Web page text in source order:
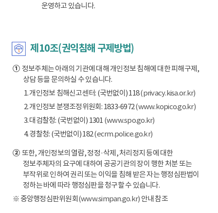
운영하고 있습니다.
제10조(권익침해 구제방법)
①정보주체는 아래의 기관에 대해 개인정보 침해에 대한 피해구제,
상담 등을 문의하실 수 있습니다.
1. 개인정보 침해신고센터: (국번없이) 118(privacy.kisa.or.kr)
2. 개인정보 분쟁조정위원회: 1833-6972(www.kopico.go.kr)
3. 대검찰청: (국번없이) 1301 (www.spo.go.kr)
4. 경찰청: (국번없이) 182(ecrm.police.go.kr)
②또한, 개인정보의 열람, 정정·삭제, 처리정지 등에 대한
정보주체자의 요구에 대하여 공공기관의 장이 행한 처분 또는
부작위로 인하여 권리 또는 이익을 침해 받은 자는 행정심판법이
정하는 바에 따라 행정심판을 청구할 수 있습니다.
※ 중앙행정심판위원회(www.simpan.go.kr) 안내 참조